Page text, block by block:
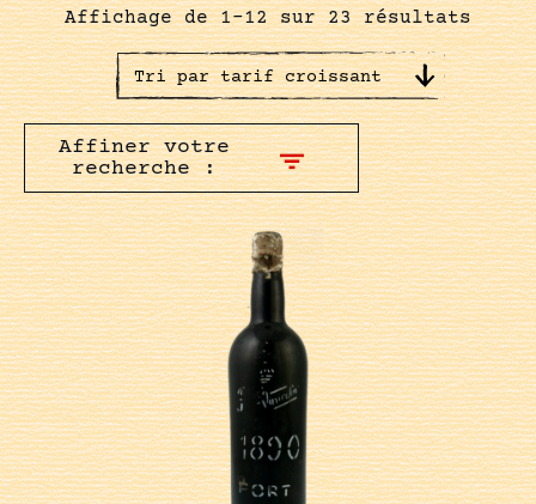
Affichage de 1–12 sur 23 résultats
Affiner votre
recherche :